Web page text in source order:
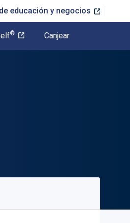
educación y negocios
® Canjear
13 9781448873951"